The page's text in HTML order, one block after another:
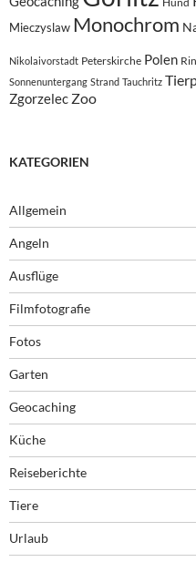
Mieczyslaw Monochrom
Nikolaivorstadt Peterskirche Polen
Sonnenuntergang Strand Tauchritz
Zgorzelec Zoo
KATEGORIEN
Allgemein
Angeln
Ausflüge
Filmfotografie
Fotos
Garten
Geocaching
Küche
Reiseberichte
Tiere
Urlaub